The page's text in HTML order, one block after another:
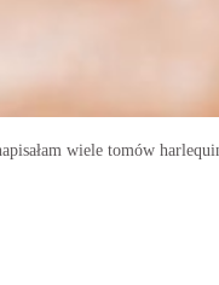
wiele tomów